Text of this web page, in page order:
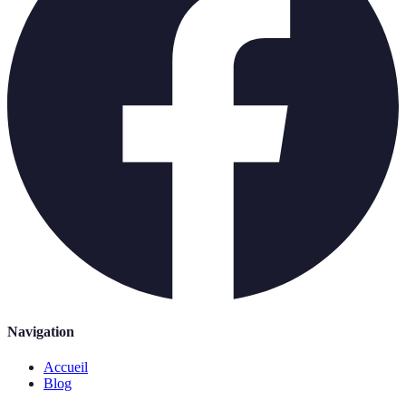
Navigation
Accueil
Blog